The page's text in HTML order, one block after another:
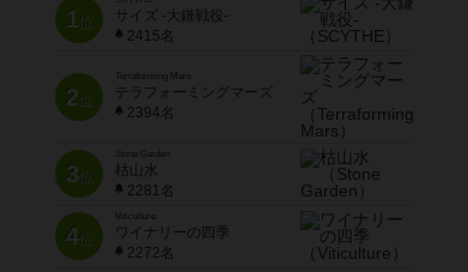
1位
サイズ -大鎌戦役-
2415名
2位
Terraforming Mars
テラフォーミングマーズ
2394名
3位
Stone Garden
枯山水
2281名
4位
Viticulture
ワイナリーの四季
2272名